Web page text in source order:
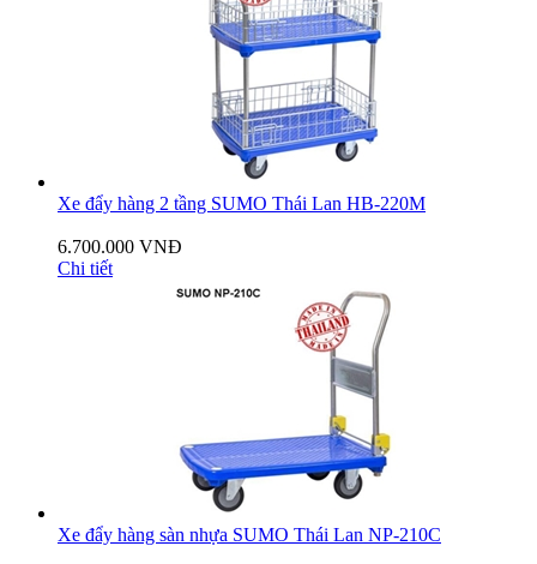
Xe đẩy hàng 2 tầng SUMO Thái Lan HB-220M
6.700.000 VNĐ
Chi tiết
Xe đẩy hàng sàn nhựa SUMO Thái Lan NP-210C